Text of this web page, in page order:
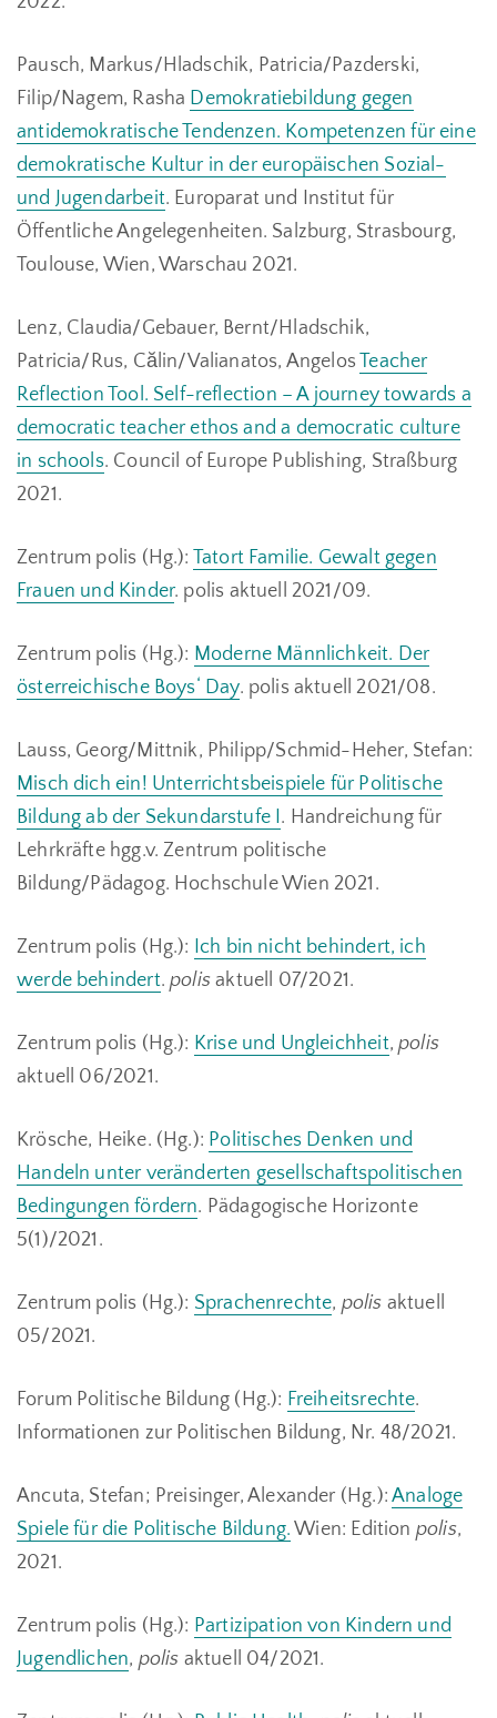
Pausch, Markus/Hladschik, Patricia/Pazderski,
Filip/Nagem, Rasha Demokratiebildung gegen
antidemokratische Tendenzen. Kompetenzen für eine
demokratische Kultur in der europäischen Sozial-
und Jugendarbeit. Europarat und Institut für
Öffentliche Angelegenheiten. Salzburg, Strasbourg,
Toulouse, Wien, Warschau 2021.
Lenz, Claudia/Gebauer, Bernt/Hladschik,
Patricia/Rus, Călin/Valianatos, Angelos Teacher
Reflection Tool. Self-reflection – A journey towards a
democratic teacher ethos and a democratic culture
in schools. Council of Europe Publishing, Straßburg
2021.
Zentrum polis (Hg.): Tatort Familie. Gewalt gegen
Frauen und Kinder. polis aktuell 2021/09.
Zentrum polis (Hg.): Moderne Männlichkeit. Der
österreichische Boys‘ Day. polis aktuell 2021/08.
Lauss, Georg/Mittnik, Philipp/Schmid-Heher, Stefan:
Misch dich ein! Unterrichtsbeispiele für Politische
Bildung ab der Sekundarstufe I. Handreichung für
Lehrkräfte hgg.v. Zentrum politische
Bildung/Pädagog. Hochschule Wien 2021.
Zentrum polis (Hg.): Ich bin nicht behindert, ich
werde behindert.polisaktuell 07/2021.
Zentrum polis (Hg.): Krise und Ungleichheit,polis
aktuell 06/2021.
Krösche, Heike. (Hg.): Politisches Denken und
Handeln unter veränderten gesellschaftspolitischen
Bedingungen fördern. Pädagogische Horizonte
5(1)/2021.
Zentrum polis (Hg.): Sprachenrechte, polis aktuell
05/2021.
Forum Politische Bildung (Hg.): Freiheitsrechte.
Informationen zur Politischen Bildung, Nr. 48/2021.
Ancuta, Stefan; Preisinger, Alexander (Hg.):Analoge
Spiele für die Politische Bildung. Wien: Edition polis,
2021.
Zentrum polis (Hg.): Partizipation von Kindern und
Jugendlichen, polis aktuell 04/2021.